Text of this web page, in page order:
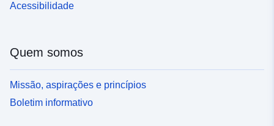
Acessibilidade
Quem somos
Missão, aspirações e princípios
Boletim informativo